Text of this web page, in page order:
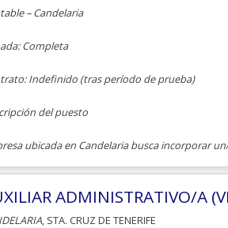
– Candelaria
Completa
Indefinido (tras período de prueba)
del puesto
ubicada en Candelaria busca incorporar
ADMINISTRATIVO/A
, STA. CRUZ DE TENERIFE